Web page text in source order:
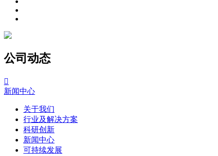
公司动态

新闻中心
关于我们
行业及解决方案
科研创新
新闻中心
可持续发展